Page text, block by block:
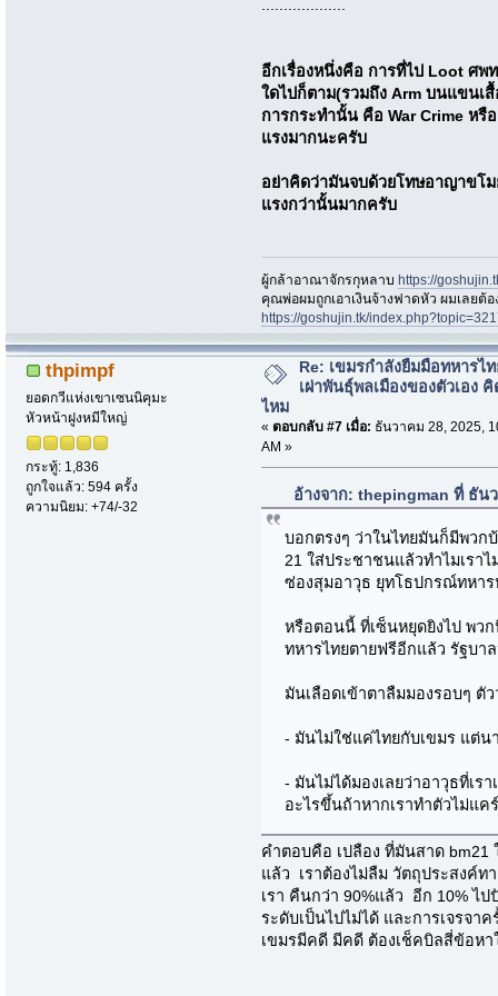
อีกเรื่องหนึ่งคือ การที่ไป Loot ศพ
ใดไปก็ตาม(รวมถึง Arm บนแขนเ
การกระทำนั้น คือ War Crime ห
แรงมากนะครับ
อย่าคิดว่ามันจบด้วยโทษอาญาขโ
แรงกว่านั้นมากครับ
ผู้กล้าอาณาจักรกุหลาบ https://
คุณพ่อผมถูกเอาเงินจ้างฟาดหัว ผมเลยต้
https://goshujin.tk/
thpimpf
ยอดกวีแห่งเขาเซนนิคุมะ
หัวหน้าฝูงหมีใหญ่
กระทู้: 1,836
ถูกใจแล้ว: 594 ครั้ง
ความนิยม: +74/-32
Re: เขมรกำลังยืมมือทหารไ
เผ่าพันธุ์พลเมืองของตัวเอง คิ
ไหม
« ตอบกลับ #7 เมื่อ: ธันวาคม 28, 2025,
AM »
อ้างจาก: thepingman ที่ ธัน
บอกตรงๆ ว่าในไทยมันก็มีพวก
21 ใส่ประชาชนแล้วทำไมเราไ
ซ่องสุมอาวุธ ยุทโธปกรณ์ทหาร
หรือตอนนี้ ที่เซ็นหยุดยิงไป พว
ทหารไทยตายฟรีอีกแล้ว รัฐบา
มันเลือดเข้าตาลืมมองรอบๆ ตัว
- มันไม่ใช่แค่ไทยกับเขมร แต่น
- มันไม่ได้มองเลยว่าอาวุธที่เร
อะไรขึ้นถ้าหากเราทำตัวไม่แค
คำตอบคือ เปลือง ที่มันสาด bm21
แล้ว เราต้องไม่ลืม วัตถุประสงค์ท
เรา คืนกว่า 90%แล้ว อีก 10% ไป
ระดับเป็นไปไม่ได้ และการเจรจา
เขมรมีคดี มีคดี ต้องเช็คบิลสี่ข้อห